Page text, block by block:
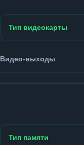
Тип видеокарты
Видео-выходы
Тип памяти